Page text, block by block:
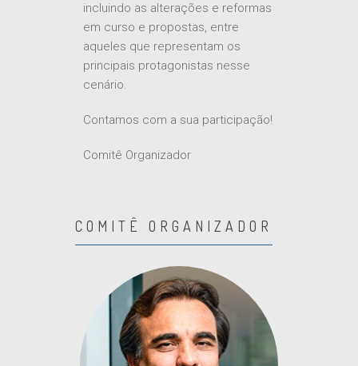
incluindo as alterações e reformas
em curso e propostas, entre
aqueles que representam os
principais protagonistas nesse
cenário.
Contamos com a sua participação!
Comitê Organizador
COMITÊ ORGANIZADOR